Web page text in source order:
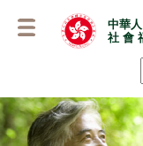
容
中華
社 會